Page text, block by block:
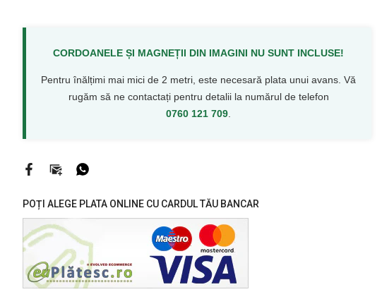
CORDOANELE ȘI MAGNEȚII DIN IMAGINI NU SUNT INCLUSE!
Pentru înălțimi mai mici de 2 metri, este necesară plata unui avans. Vă
rugăm să ne contactați pentru detalii la numărul de telefon
0760 121 709.
POȚI ALEGE PLATA ONLINE CU CARDUL TĂU BANCAR